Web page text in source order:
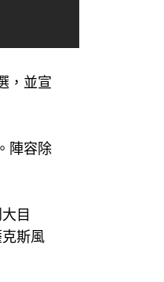
，並宣
陣容除
目
斯風